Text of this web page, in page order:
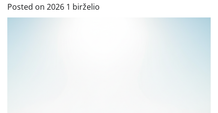
Posted on 2026 1 birželio